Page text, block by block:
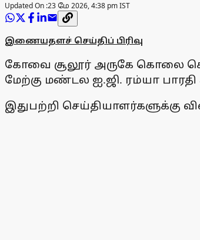
Updated On :23 மே 2026, 4:38 pm IST
இணையதளச் செய்திப் பிரிவு
கோவை சூலூர் அருகே கொலை
மேற்கு மண்டல ஐ.ஜி. ரம்யா பாரதி
இதுபற்றி செய்தியாளர்களுக்கு